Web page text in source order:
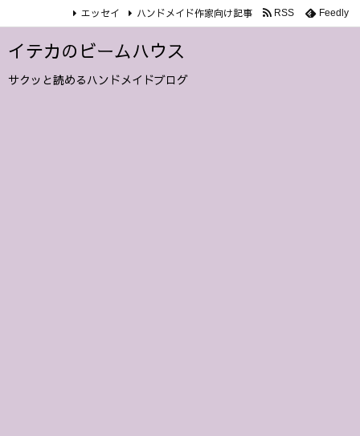
イテカのビームハウス
サクッと読めるハンドメイドブログ
エッセイ ハンドメイド作家向け記事 RSS Feedly